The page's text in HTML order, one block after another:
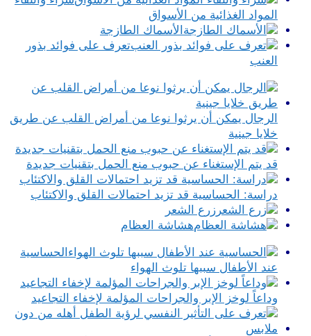
المواد الغذائية من الأسواق
الأسماك الطازجة
تعرف على فوائد بذور
العنب
الرجال يمكن أن يرثوا نوعا من أمراض القلب عن طريق
خلايا جينية
قد يتم الإستغناء عن حبوب منع الحمل بتقنيات جديدة
دراسة: الحساسية قد تزيد احتمالات القلق والاكتئاب
زرع الشعر
هشاشة العظام
الحساسية
عند الأطفال سببها تلوث الهواء
وداعاً لوخز الإبر والجراحات المؤلمة لإخفاء التجاعيد